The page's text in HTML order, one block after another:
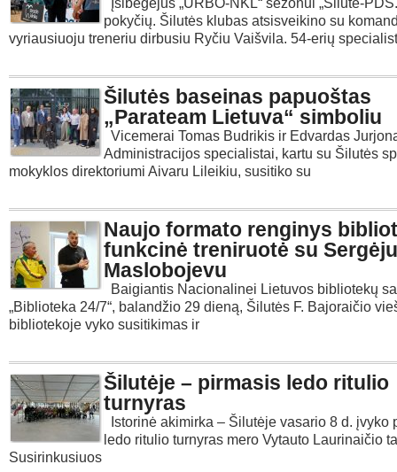
Įsibėgėjus „URBO-NKL“ sezonui „Šilutė-
pokyčių. Šilutės klubas atsisveikino su
vyriausiuoju treneriu dirbusiu Ryčiu Vaišvila. 54-erių
Šilutės baseinas papuoštas
„Parateam Lietuva“ simboliu
Vicemerai Tomas Budrikis ir Edvardas
Administracijos specialistai, kartu su Šilutės
mokyklos direktoriumi Aivaru Lileikiu, susitiko su
Naujo formato renginys
funkcinė treniruotė su
Maslobojevu
Baigiantis Nacionalinei Lietuvos bibliotekų
„Biblioteka 24/7“, balandžio 29 dieną, Šilutės F. Bajoraičio
bibliotekoje vyko susitikimas ir
Šilutėje – pirmasis ledo ritulio
turnyras
Istorinė akimirka – Šilutėje vasario 8 d. įvyko
ledo ritulio turnyras mero Vytauto Laurinaičio
Susirinkusiuos